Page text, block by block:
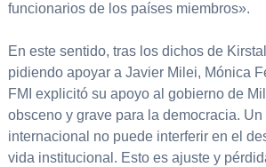
funcionarios de los países miembros».
En este sentido, tras los dichos de
pidiendo apoyar a Javier Milei, Mónica
FMI explicitó su apoyo al gobierno de
obsceno y grave para la democracia.
internacional no puede interferir en el
vida institucional. Esto es ajuste y